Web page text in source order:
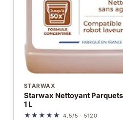
STARWAX
Starwax Nettoyant
1 L
★★★★★ 4.5/5 · 5120